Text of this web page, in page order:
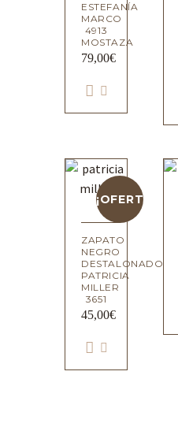
ESTEFANÍA
MARCO
4913
MOSTAZA
79,00€
¡OFERTA!
ZAPATO
NEGRO
DESTALONADO
PATRICIA
MILLER
3651
45,00€